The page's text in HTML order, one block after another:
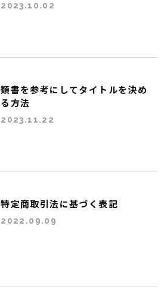
2023.10.02
類書を参考にしてタイトルを決め
る方法
2023.11.22
特定商取引法に基づく表記
2022.09.09